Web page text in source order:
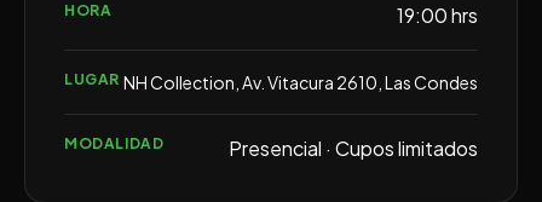
HORA 19:00 hrs
LUGAR NH Collection, Av. Vitacura 2610, Las Condes
MODALIDAD Presencial · Cupos limitados